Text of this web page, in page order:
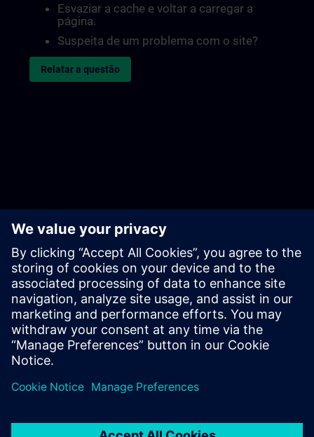
Esvaziar a cache e voltar a carregar a
página.
Suspeita de um problema com o site?
Relatar a questão